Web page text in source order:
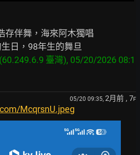
存伴舞，海來阿木獨唱
臺灣), 05/20/2026 08:1
05/20 09:35, 2月前 , 7F
McqrsnU.jpeg